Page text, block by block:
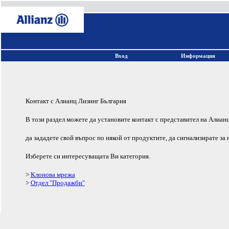
Вход Информация
Контакт с Алианц Лизинг България
В този раздел можете да установите контакт с представител на
да зададете свой въпрос по някой от продуктите, да сигнализирате
Изберете си интересуващата Ви категория.
> Клонова мрежа
> Отдел "Продажби"